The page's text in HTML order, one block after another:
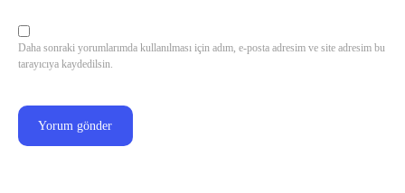
Daha sonraki yorumlarımda kullanılması için adım, e-posta adresim ve site adresim bu
tarayıcıya kaydedilsin.